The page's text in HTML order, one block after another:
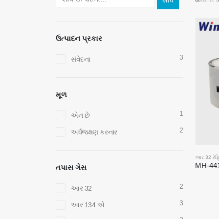
આર 32
ઉત્પાદન પ્રકાર
સંવેદના 3
મૂળ
એન છે 1
અર્ધજક્ષણ કરનાર 2
તપાસ ગેસ
આર 32 2
આર 134 એ 3